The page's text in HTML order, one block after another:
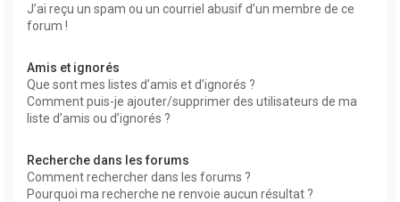
J’ai reçu un spam ou un courriel abusif d’un membre de ce
forum !
Amis et ignorés
Que sont mes listes d’amis et d’ignorés ?
Comment puis-je ajouter/supprimer des utilisateurs de ma
liste d’amis ou d’ignorés ?
Recherche dans les forums
Comment rechercher dans les forums ?
Pourquoi ma recherche ne renvoie aucun résultat ?